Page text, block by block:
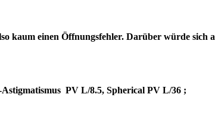
kaum einen Öffnungsfehler. Darüber würde sich
Astigmatismus PV L/8.5, Spherical PV L/36 ;